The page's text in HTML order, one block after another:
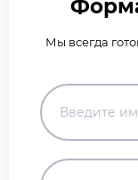
Мы всегда